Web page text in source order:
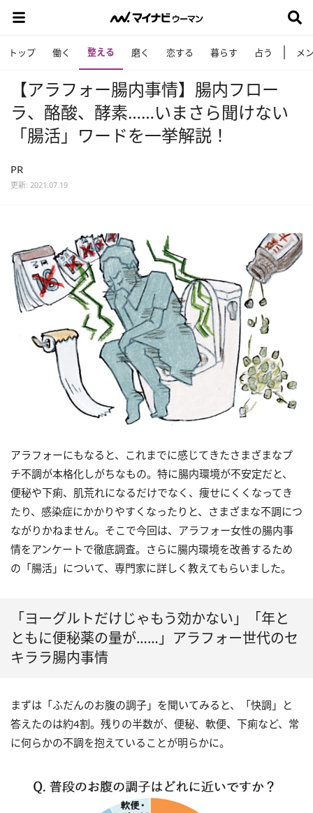
トップ 働く 整える 磨く 恋する 暮らす 占う メ
【アラフォー腸内事情】腸内フロー
ラ、酪酸、酵素……いまさら聞けない
「腸活」ワードを一挙解説！
PR
更新: 2021.07.19
アラフォーにもなると、これまでに感じてきたさまざまなプ
チ不調が本格化しがちなもの。特に腸内環境が不安定だと、
便秘や下痢、肌荒れになるだけでなく、痩せにくくなってき
たり、感染症にかかりやすくなったりと、さまざまな不調につ
ながりかねません。そこで今回は、アラフォー女性の腸内事
情をアンケートで徹底調査。さらに腸内環境を改善するため
の「腸活」について、専門家に詳しく教えてもらいました。
「ヨーグルトだけじゃもう効かない」「年と
ともに便秘薬の量が……」アラフォー世代のセ
キララ腸内事情
まずは「ふだんのお腹の調子」を聞いてみると、「快調」と
答えたのは約4割。残りの半数が、便秘、軟便、下痢など、常
に何らかの不調を抱えていることが明らかに。